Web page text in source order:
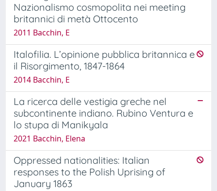
Nazionalismo cosmopolita nei meeting
britannici di metà Ottocento
2011 Bacchin, E
Italofilia. L’opinione pubblica britannica e
il Risorgimento, 1847-1864
2014 Bacchin, E
La ricerca delle vestigia greche nel
subcontinente indiano. Rubino Ventura e
lo stupa di Manikyala
2021 Bacchin, Elena
Oppressed nationalities: Italian
responses to the Polish Uprising of
January 1863